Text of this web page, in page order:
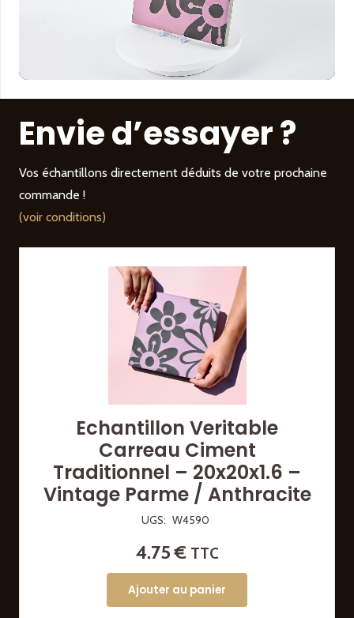
Envie d’essayer ?
Vos échantillons directement déduits de votre prochaine
commande !
(voir conditions)
Echantillon Veritable
Carreau Ciment
Traditionnel – 20x20x1.6 –
Vintage Parme / Anthracite
UGS: W4590
4.75€ TTC
Ajouter au panier